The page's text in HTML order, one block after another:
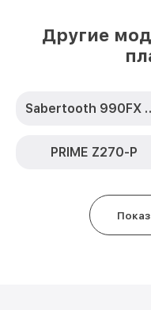
Другие
PRIME Z270-P